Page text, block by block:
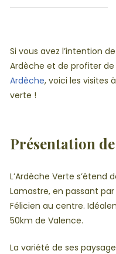
Si vous avez l’intention
Ardèche et de profiter
Ardèche, voici les visites
verte !
Présentation
L’Ardèche Verte s’étend
Lamastre, en passant
Félicien au centre.
50km de Valence.
La variété de ses